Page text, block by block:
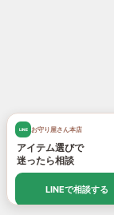
LINE お守り屋さん本店
アイテム選びで
迷ったら相談
LINEで相談する